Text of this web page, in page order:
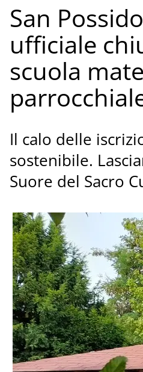
San
ufficiale
scuola
Il calo delle
sostenibile.
Suore del Sacro